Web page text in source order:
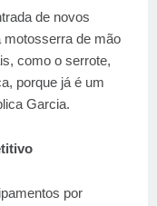
de novos
motosserra de mão
como o serrote,
porque já é um
Garcia.
por